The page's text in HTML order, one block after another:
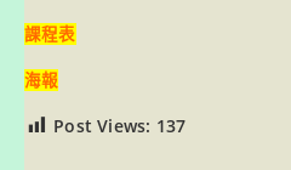
課程表
海報
Post Views: 137